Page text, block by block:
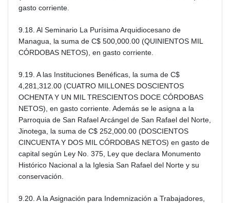
gasto corriente.
9.18. Al Seminario La Purísima Arquidiocesano de
Managua, la suma de C$ 500,000.00 (QUINIENTOS MIL
CÓRDOBAS NETOS), en gasto corriente.
9.19. A las Instituciones Benéficas, la suma de C$
4,281,312.00 (CUATRO MILLONES DOSCIENTOS
OCHENTA Y UN MIL TRESCIENTOS DOCE CÓRDOBAS
NETOS), en gasto corriente. Además se le asigna a la
Parroquia de San Rafael Arcángel de San Rafael del Norte,
Jinotega, la suma de C$ 252,000.00 (DOSCIENTOS
CINCUENTA Y DOS MIL CÓRDOBAS NETOS) en gasto de
capital según Ley No. 375, Ley que declara Monumento
Histórico Nacional a la Iglesia San Rafael del Norte y su
conservación.
9.20. A la Asignación para Indemnización a Trabajadores,